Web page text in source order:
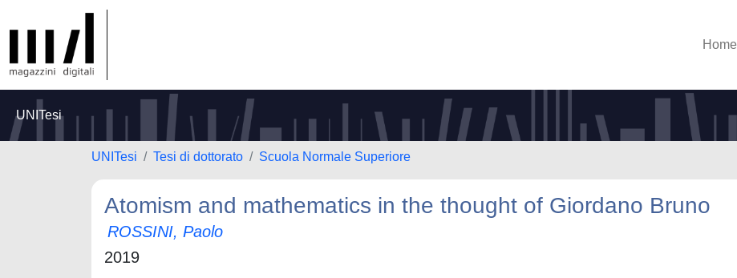
Home
UNITesi
UNITesi Tesi di dottorato Scuola Normale Superiore
Atomism and mathematics in the thought of Giordano Bruno
ROSSINI, Paolo
2019